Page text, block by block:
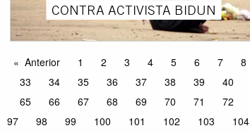
CONTRA ACTIVISTA BIDUN
Anterior 1 2 3 4 5 6 7 8
33
34 35 36 37 38 39 40
65
66 67 68 69 70 71 72
97
98 99 100 101 102 103 104